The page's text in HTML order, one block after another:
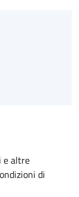
e altre
di